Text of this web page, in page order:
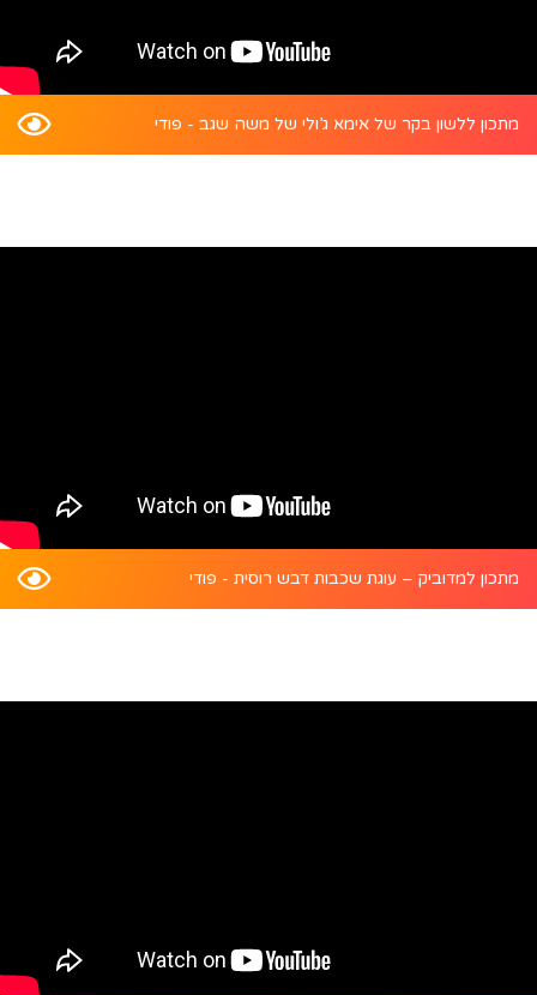
מתכון ללשון בקר של אימא ג’ולי של משה שגב - פודי
מתכון למדוביק – עוגת שכבות דבש רוסית - פודי